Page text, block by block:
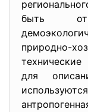
быть
природно-
для